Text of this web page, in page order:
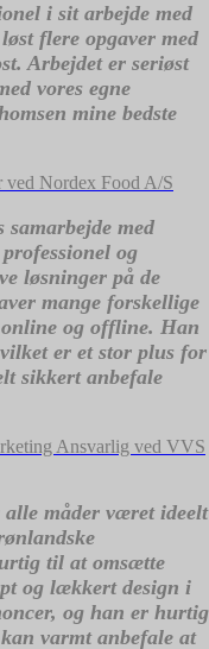
i sit arbejde med
flere opgaver med
Arbejdet er seriøst
vores egne
mine bedste
ved Nordex Food A/S
samarbejde med
og
løsninger på de
mange forskellige
og offline. Han
er et stor plus for
sikkert anbefale
Ansvarlig ved VVS
alle måder været ideelt
til at omsætte
og lækkert design i
og han er hurtig
varmt anbefale at